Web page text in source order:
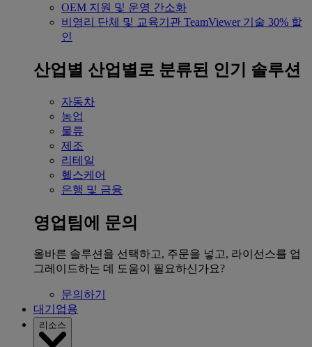
OEM 지원 및 운영 간소화
비영리 단체 및 교육기관 TeamViewer 기술 30% 할
인
산업별 산업별로 분류된 인기 솔루션
자동차
농업
물류
제조
리테일
헬스케어
은행 및 금융
영업팀에 문의
올바른 솔루션을 선택하고, 주문을 넣고, 라이선스를 업
그레이드하는 데 도움이 필요하신가요?
문의하기
대기업용
리소스